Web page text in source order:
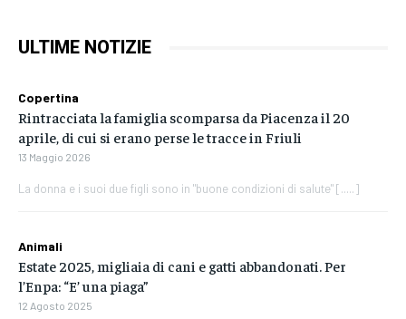
ULTIME NOTIZIE
Copertina
Rintracciata la famiglia scomparsa da Piacenza il 20
aprile, di cui si erano perse le tracce in Friuli
13 Maggio 2026
La donna e i suoi due figli sono in "buone condizioni di salute" [.....]
Animali
Estate 2025, migliaia di cani e gatti abbandonati. Per
l’Enpa: “E’ una piaga”
12 Agosto 2025